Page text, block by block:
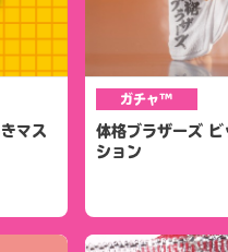
マス
ガチャ™
体格ブラザーズ
ション